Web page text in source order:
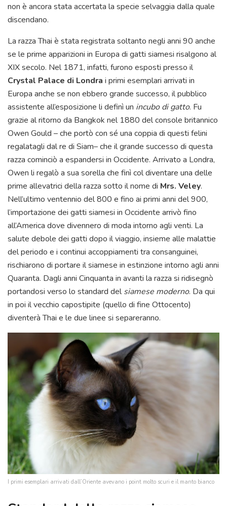
non è ancora stata accertata la specie selvaggia dalla quale
discendano.
La razza Thai è stata registrata soltanto negli anni 90 anche
se le prime apparizioni in Europa di gatti siamesi risalgono al
XIX secolo. Nel 1871, infatti, furono esposti presso il
Crystal Palace di Londra i primi esemplari arrivati in
Europa anche se non ebbero grande successo, il pubblico
assistente all’esposizione li definì un incubo di gatto. Fu
grazie al ritorno da Bangkok nel 1880 del console britannico
Owen Gould – che portò con sé una coppia di questi felini
regalatagli dal re di Siam– che il grande successo di questa
razza cominciò a espandersi in Occidente. Arrivato a Londra,
Owen li regalò a sua sorella che finì col diventare una delle
prime allevatrici della razza sotto il nome di Mrs. Veley.
Nell’ultimo ventennio del 800 e fino ai primi anni del 900,
l’importazione dei gatti siamesi in Occidente arrivò fino
all’America dove divennero di moda intorno agli venti. La
salute debole dei gatti dopo il viaggio, insieme alle malattie
del periodo e i continui accoppiamenti tra consanguinei,
rischiarono di portare il siamese in estinzione intorno agli anni
Quaranta. Dagli anni Cinquanta in avanti la razza si ridisegnò
portandosi verso lo standard delsiamese moderno. Da qui
in poi il vecchio capostipite (quello di fine Ottocento)
diventerà Thai e le due linee si separeranno.
I primi esemplari arrivati dall’Oriente avevano i point molto scuri e il manto bianco